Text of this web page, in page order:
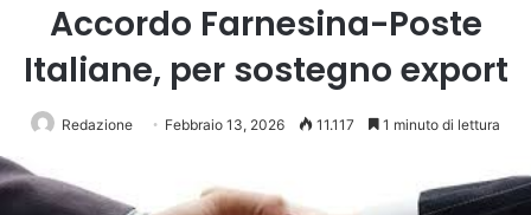
Accordo Farnesina-Poste
Italiane, per sostegno export
Redazione Febbraio 13, 2026 11.117 1 minuto di lettura